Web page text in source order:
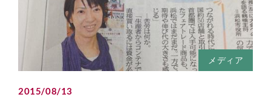
メディア
2015/08/13